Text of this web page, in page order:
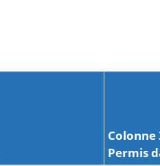
Colonne
Permis